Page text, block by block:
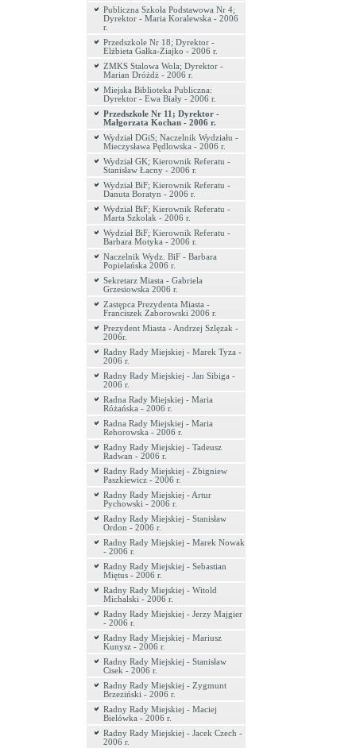
Publiczna Szkoła Podstawowa Nr 4;
Dyrektor - Maria Koralewska - 2006
r.
Przedszkole Nr 18; Dyrektor -
Elżbieta Gałka-Ziajko - 2006 r.
ZMKS Stalowa Wola; Dyrektor -
Marian Dróżdż - 2006 r.
Miejska Biblioteka Publiczna:
Dyrektor - Ewa Biały - 2006 r.
Przedszkole Nr 11; Dyrektor -
Małgorzata Kochan - 2006 r.
Wydział DGiS; Naczelnik Wydziału -
Mieczysława Pędlowska - 2006 r.
Wydział GK; Kierownik Referatu -
Stanisław Łacny - 2006 r.
Wydział BiF; Kierownik Referatu -
Danuta Boratyn - 2006 r.
Wydział BiF; Kierownik Referatu -
Marta Szkolak - 2006 r.
Wydział BiF; Kierownik Referatu -
Barbara Motyka - 2006 r.
Naczelnik Wydz. BiF - Barbara
Popielańska 2006 r.
Sekretarz Miasta - Gabriela
Grzesiowska 2006 r.
Zastępca Prezydenta Miasta -
Franciszek Zaborowski 2006 r.
Prezydent Miasta - Andrzej Szlęzak -
2006r.
Radny Rady Miejskiej - Marek Tyza -
2006 r.
Radny Rady Miejskiej - Jan Sibiga -
2006 r.
Radna Rady Miejskiej - Maria
Różańska - 2006 r.
Radna Rady Miejskiej - Maria
Rehorowska - 2006 r.
Radny Rady Miejskiej - Tadeusz
Radwan - 2006 r.
Radny Rady Miejskiej - Zbigniew
Paszkiewicz - 2006 r.
Radny Rady Miejskiej - Artur
Pychowski - 2006 r.
Radny Rady Miejskiej - Stanisław
Ordon - 2006 r.
Radny Rady Miejskiej - Marek Nowak
- 2006 r.
Radny Rady Miejskiej - Sebastian
Miętus - 2006 r.
Radny Rady Miejskiej - Witold
Michalski - 2006 r.
Radny Rady Miejskiej - Jerzy Majgier
- 2006 r.
Radny Rady Miejskiej - Mariusz
Kunysz - 2006 r.
Radny Rady Miejskiej - Stanisław
Cisek - 2006 r.
Radny Rady Miejskiej - Zygmunt
Brzeziński - 2006 r.
Radny Rady Miejskiej - Maciej
Bielówka - 2006 r.
Radny Rady Miejskiej - Jacek Czech -
2006 r.